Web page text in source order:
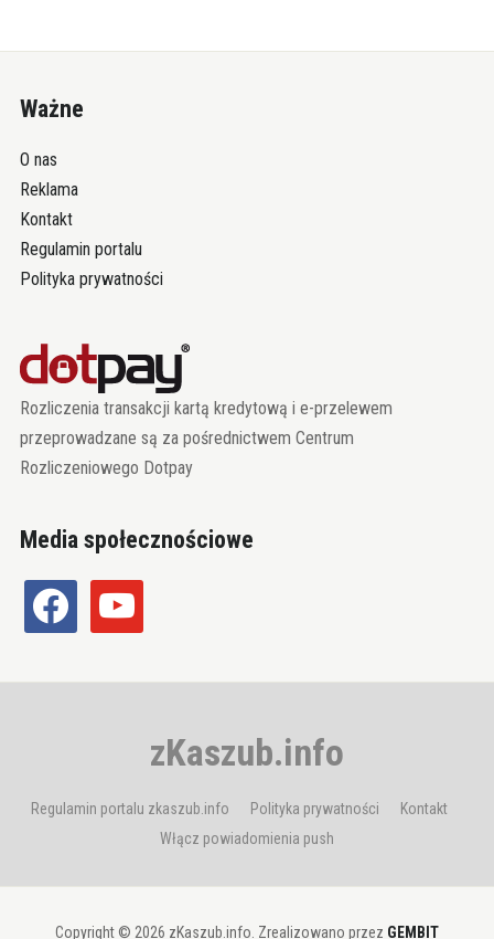
Ważne
O nas
Reklama
Kontakt
Regulamin portalu
Polityka prywatności
Rozliczenia transakcji kartą kredytową i e-przelewem
przeprowadzane są za pośrednictwem Centrum
Rozliczeniowego Dotpay
Media społecznościowe
facebook youtube
zKaszub.info
Regulamin portalu zkaszub.info Polityka prywatności
Kontakt
Włącz powiadomienia push
Copyright © 2026 zKaszub.info. Zrealizowano przez GEMBIT